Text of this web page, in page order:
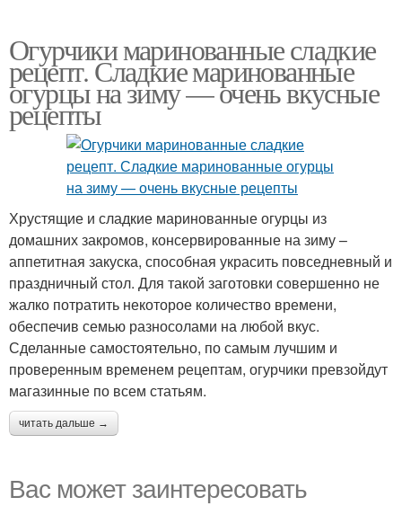
Огурчики маринованные сладкие
рецепт. Сладкие маринованные
огурцы на зиму — очень вкусные
рецепты
Хрустящие и сладкие маринованные огурцы из
домашних закромов, консервированные на зиму –
аппетитная закуска, способная украсить повседневный и
праздничный стол. Для такой заготовки совершенно не
жалко потратить некоторое количество времени,
обеспечив семью разносолами на любой вкус.
Сделанные самостоятельно, по самым лучшим и
проверенным временем рецептам, огурчики превзойдут
магазинные по всем статьям.
читать дальше →
Вас может заинтересовать